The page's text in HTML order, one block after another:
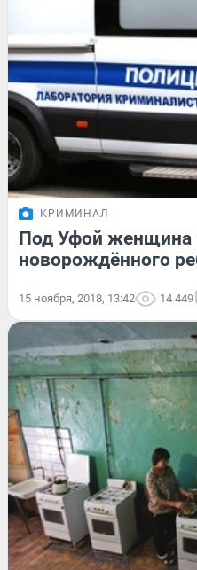
КРИМИНАЛ
Под Уфой женщина
новорождённого
15 ноября, 2018, 13:42 14 449